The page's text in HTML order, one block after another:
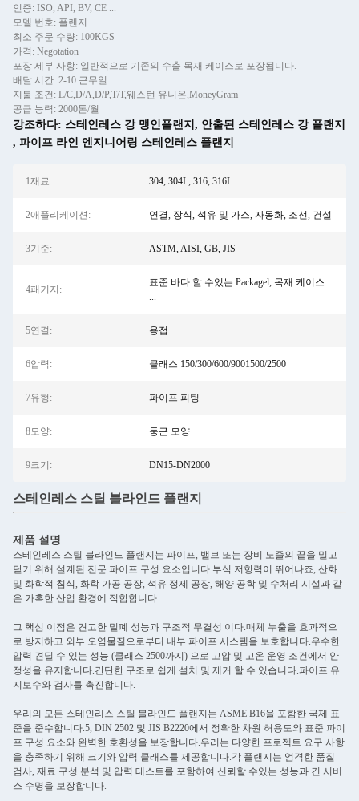
인증: ISO, API, BV, CE ...
모델 번호: 플랜지
최소 주문 수량: 100KGS
가격: Negotation
포장 세부 사항: 일반적으로 기존의 수출 목재 케이스로 포장됩니다.
배달 시간: 2-10 근무일
지불 조건: L/C,D/A,D/P,T/T,웨스턴 유니온,MoneyGram
공급 능력: 2000톤/월
강조하다: 스테인레스 강 맹인플랜지 , 안출된 스테인레스 강 플랜지
, 파이프 라인 엔지니어링 스테인레스 플랜지
1재료: 304, 304L, 316, 316L
2애플리케이션: 연결, 장식, 석유 및 가스, 자동화, 조선, 건설
3기준: ASTM, AISI, GB, JIS
4패키지:
표준 바다 할 수있는 Packagel, 목재 케이스
...
5연결: 용접
6압력: 클래스 150/300/600/9001500/2500
7유형: 파이프 피팅
8모양: 둥근 모양
9크기: DN15-DN2000
스테인레스 스틸 블라인드 플랜지
제품 설명
스테인레스 스틸 블라인드 플랜지는 파이프, 밸브 또는 장비 노즐의 끝을 밀고
닫기 위해 설계된 전문 파이프 구성 요소입니다.부식 저항력이 뛰어나죠, 산화
및 화학적 침식, 화학 가공 공장, 석유 정제 공장, 해양 공학 및 수처리 시설과 같
은 가혹한 산업 환경에 적합합니다.
그 핵심 이점은 견고한 밀폐 성능과 구조적 무결성 이다.매체 누출을 효과적으
로 방지하고 외부 오염물질으로부터 내부 파이프 시스템을 보호합니다.우수한
압력 견딜 수 있는 성능 (클래스 2500까지) 으로 고압 및 고온 운영 조건에서 안
정성을 유지합니다.간단한 구조로 쉽게 설치 및 제거 할 수 있습니다.파이프 유
지보수와 검사를 촉진합니다.
우리의 모든 스테인리스 스틸 블라인드 플랜지는 ASME B16을 포함한 국제 표
준을 준수합니다.5, DIN 2502 및 JIS B2220에서 정확한 차원 허용도와 표준 파이
프 구성 요소와 완벽한 호환성을 보장합니다.우리는 다양한 프로젝트 요구 사항
을 충족하기 위해 크기와 압력 클래스를 제공합니다.각 플랜지는 엄격한 품질
검사, 재료 구성 분석 및 압력 테스트를 포함하여 신뢰할 수있는 성능과 긴 서비
스 수명을 보장합니다.